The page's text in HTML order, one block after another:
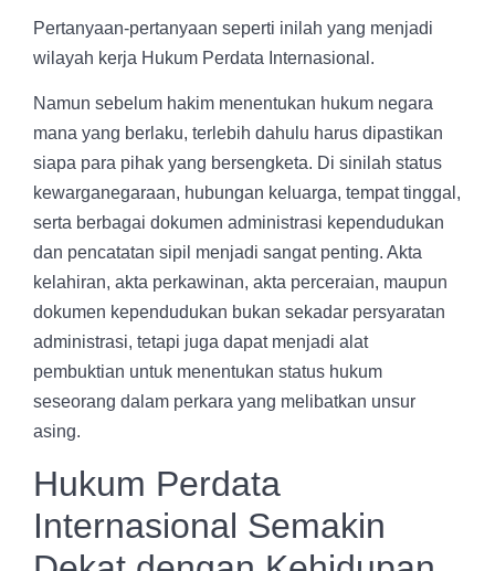
Pertanyaan-pertanyaan seperti inilah yang menjadi
wilayah kerja Hukum Perdata Internasional.
Namun sebelum hakim menentukan hukum negara
mana yang berlaku, terlebih dahulu harus dipastikan
siapa para pihak yang bersengketa. Di sinilah status
kewarganegaraan, hubungan keluarga, tempat tinggal,
serta berbagai dokumen administrasi kependudukan
dan pencatatan sipil menjadi sangat penting. Akta
kelahiran, akta perkawinan, akta perceraian, maupun
dokumen kependudukan bukan sekadar persyaratan
administrasi, tetapi juga dapat menjadi alat
pembuktian untuk menentukan status hukum
seseorang dalam perkara yang melibatkan unsur
asing.
Hukum Perdata
Internasional Semakin